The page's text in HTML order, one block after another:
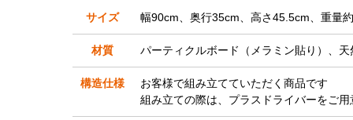
サイズ 幅90cm、奥行35cm、高さ45.5cm、重量
材質 パーティクルボード（メラミン貼り）、天
構造仕様
お客様で組み立てていただく商品です
組み立ての際は、プラスドライバーをご用